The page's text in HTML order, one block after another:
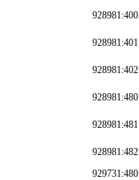
928981:400
928981:401
928981:402
928981:480
928981:481
928981:482
929731:480